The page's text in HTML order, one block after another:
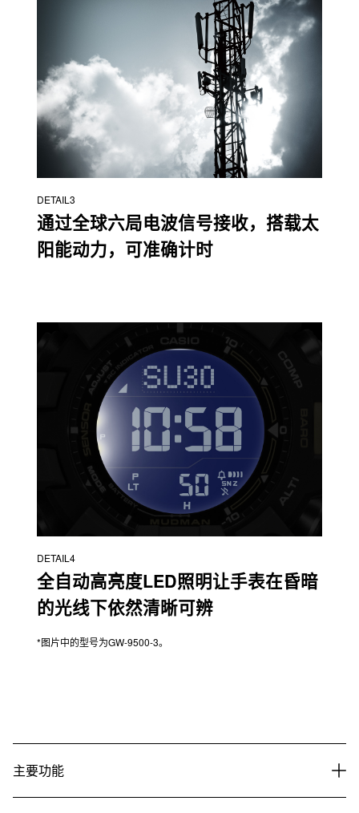
DETAIL3
通过全球六局电波信号接收，搭载太
阳能动力，可准确计时
DETAIL4
全自动高亮度LED照明让手表在昏暗
的光线下依然清晰可辨
*图片中的型号为GW-9500-3。
主要功能